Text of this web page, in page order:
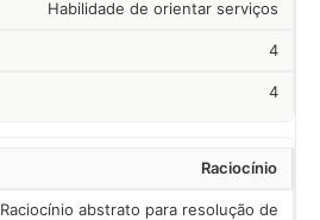
Habilidade de orientar serviços
4
4
Raciocínio
Raciocínio abstrato para resolução de